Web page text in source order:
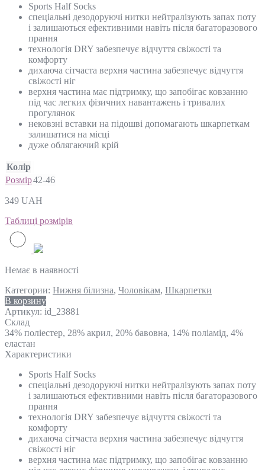
Sports Half Socks
спеціальні дезодоруючі нитки нейтралізують запах поту
і залишаються ефективними навіть після багаторазового
прання
технологія DRY забезпечує відчуття свіжості та
комфорту
дихаюча сітчаста верхня частина забезпечує відчуття
свіжості ніг
верхня частина має підтримку, що запобігає ковзанню
під час легких фізичних навантажень і тривалих
прогулянок
нековзні вставки на підошві допомагають шкарпеткам
залишатися на місці
дуже облягаючий крій
Колір
Розмір42-46
349 UAH
Таблиці розмірів
Немає в наявності
Категории: Нижня білизна, Чоловікам, Шкарпетки
В корзину
Артикул: id_23881
Склад
34% поліестер, 28% акрил, 20% бавовна, 14% поліамід, 4%
еластан
Характеристики
Sports Half Socks
спеціальні дезодоруючі нитки нейтралізують запах поту
і залишаються ефективними навіть після багаторазового
прання
технологія DRY забезпечує відчуття свіжості та
комфорту
дихаюча сітчаста верхня частина забезпечує відчуття
свіжості ніг
верхня частина має підтримку, що запобігає ковзанню